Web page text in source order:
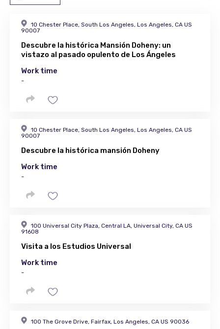
10 Chester Place, South Los Angeles, Los Angeles, CA US
90007
Descubre la histórica Mansión Doheny: un
vistazo al pasado opulento de Los Ángeles
Work time
-
10 Chester Place, South Los Angeles, Los Angeles, CA US
90007
Descubre la histórica mansión Doheny
Work time
-
100 Universal City Plaza, Central LA, Universal City, CA US
91608
Visita a los Estudios Universal
Work time
-
100 The Grove Drive, Fairfax, Los Angeles, CA US 90036